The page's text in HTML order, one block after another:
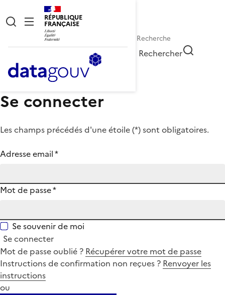
RÉPUBLIQUE
FRANÇAISE
Rechercher
Se connecter
Les champs précédés d'une étoile (*) sont obligatoires.
Adresse email*
Mot de passe*
Se souvenir de moi
Se connecter
Mot de passe oublié ? Récupérer votre mot de passe
Instructions de confirmation non reçues ? Renvoyer les
instructions
ou